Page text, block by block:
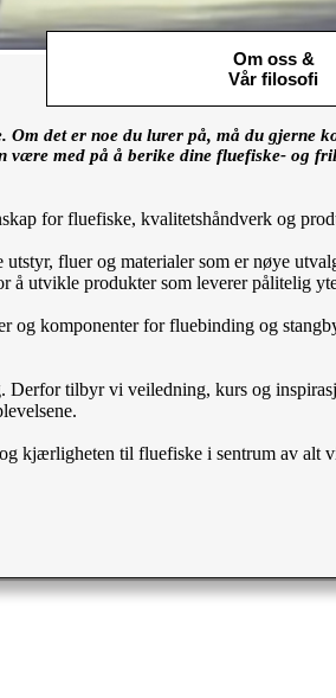
Om oss &
Vår filosofi
det er noe du lurer på, må du gjerne
være med på å berike dine fluefiske- og
for fluefiske, kvalitetshåndverk og
fluer og materialer som er nøye
å utvikle produkter som leverer pålitelig
og komponenter for fluebinding og
Derfor tilbyr vi veiledning, kurs og
kjærligheten til fluefiske i sentrum av